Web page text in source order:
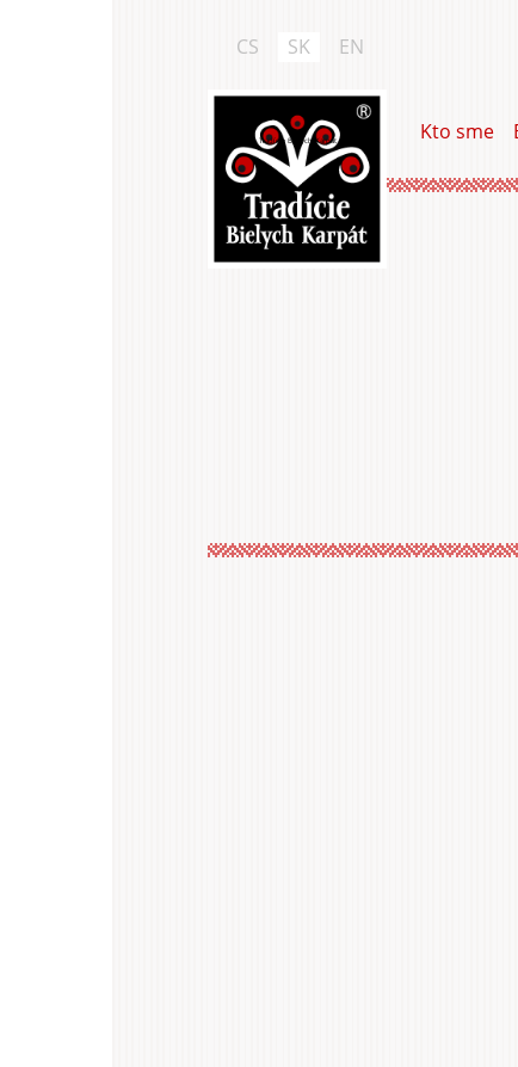
Tradície Bielych Karpát Kto sme
CS SK EN